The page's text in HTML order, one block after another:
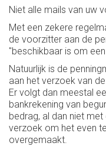
Niet alle mails van uw
Met een zekere
de voorzitter aan de
"beschikbaar is om
Natuurlijk is de
aan het verzoek van
Er volgt dan meestal
bankrekening van
bedrag, al dan niet
verzoek om het even
overgemaakt.